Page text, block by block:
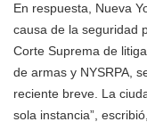
En respuesta, Nueva
causa de la seguridad
Corte Suprema de
de armas y NYSRPA,
reciente breve. La
sola instancia”,